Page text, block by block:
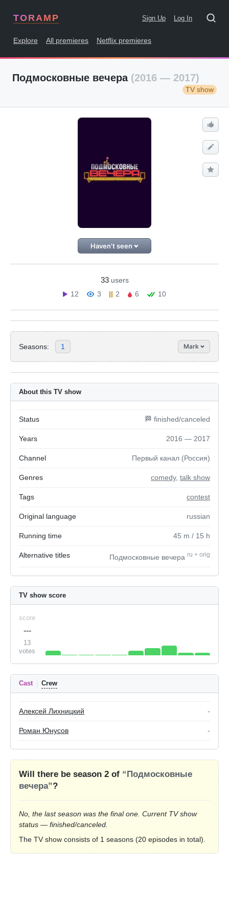
TORAMP Sign Up Log In
Explore All premieres Netflix premieres
Подмосковные вечера (2016 — 2017)
TV show
Haven't seen
33 users
12
3 2 6 10
Seasons: 1 Mark
About this TV show
Status 🏁 finished/canceled
Years 2016 — 2017
Channel Первый канал (Россия)
Genres comedy, talk show
Tags contest
Original language russian
Running time 45 m / 15 h
Alternative titles Подмосковные вечера ru + orig
TV show score
score
---
13
votes
Cast Crew
Алексей Лихницкий -
Роман Юнусов -
Will there be season 2 of “Подмосковные
вечера”?
No, the last season was the final one. Current TV show
status — finished/canceled.
The TV show consists of 1 seasons (20 episodes in total).